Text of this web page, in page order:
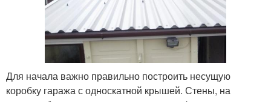
Для начала важно правильно построить несущую
коробку гаража с односкатной крышей. Стены, на